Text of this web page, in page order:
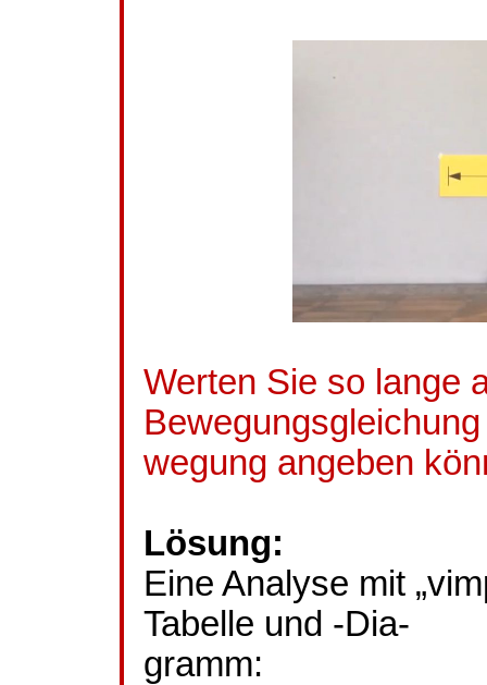
Werten Sie so lange
wegung angeben
Lösung:
Eine Analyse mit „
Tabelle und -Dia-
gramm: